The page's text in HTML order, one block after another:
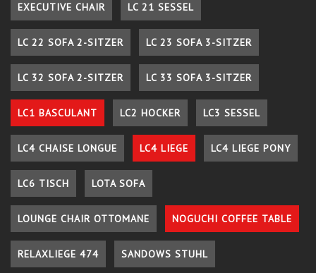
EXECUTIVE CHAIR LC 21 SESSEL
LC 22 SOFA 2-SITZER LC 23 SOFA 3-SITZER
LC 32 SOFA 2-SITZER LC 33 SOFA 3-SITZER
LC1 BASCULANT LC2 HOCKER LC3 SESSEL
LC4 CHAISE LONGUE LC4 LIEGE LC4 LIEGE PONY
LC6 TISCH LOTA SOFA
LOUNGE CHAIR OTTOMANE NOGUCHI COFFEE TABLE
RELAXLIEGE 474 SANDOWS STUHL